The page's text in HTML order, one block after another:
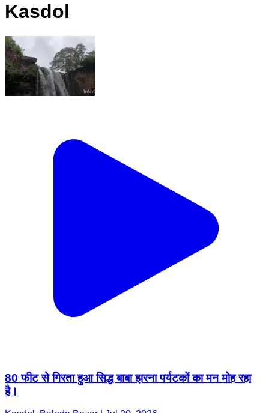
Kasdol
80 फीट से गिरता हुआ सिद्ध बाबा झरना पर्यटकों का मन मोह रहा
है।